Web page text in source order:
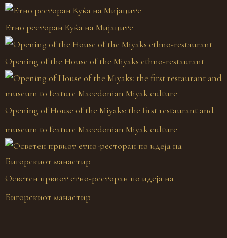
Етно ресторан Куќа на Мијаците
Opening of the House of the Miyaks ethno-restaurant
Opening of House of the Miyaks: the first restaurant and
museum to feature Macedonian Miyak culture
Осветен првиот етно-ресторан по идеја на
Бигорскиот манастир